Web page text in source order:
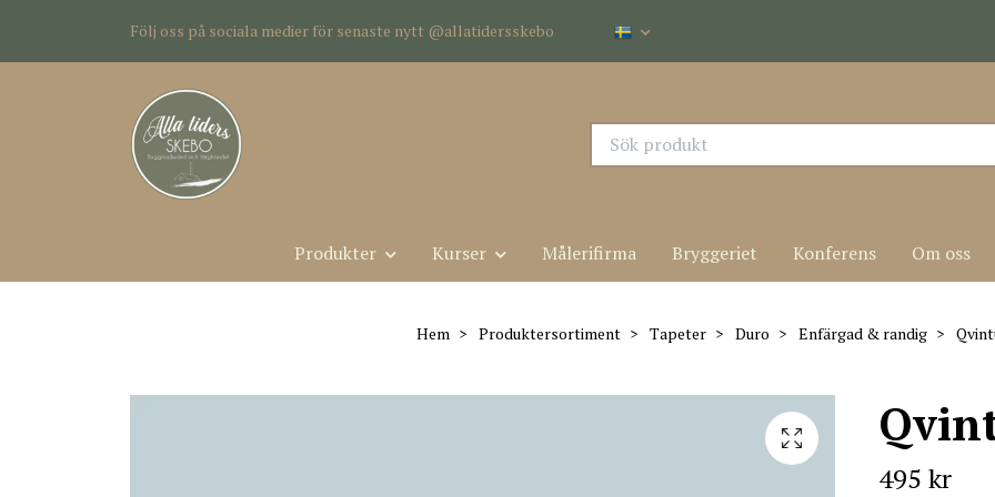
Följ oss på sociala medier för senaste nytt @allatidersskebo
Produkter Kurser Målerifirma Bryggeriet Konferens Om oss
Hem Produktersortiment Tapeter Duro Enfärgad & randig
495 kr